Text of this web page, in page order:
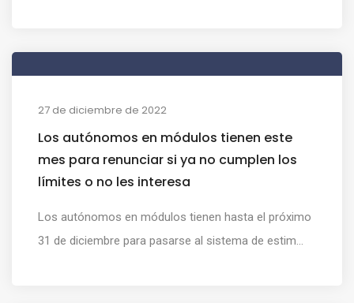
27 de diciembre de 2022
Los autónomos en módulos tienen este
mes para renunciar si ya no cumplen los
límites o no les interesa
Los autónomos en módulos tienen hasta el próximo
31 de diciembre para pasarse al sistema de estim...